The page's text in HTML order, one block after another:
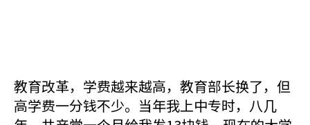
教育改革，学费越来越高，教育部长换了，但
高学费一分钱不少。当年我上中专时，八几